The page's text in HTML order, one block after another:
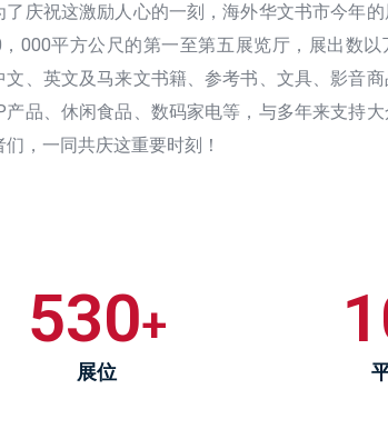
了庆祝这激励人心的一刻，海外华文书市今年
000平方公尺的第一至第五展览厅，展出数以
文、英文及马来文书籍、参考书、文具、影音
产品、休闲食品、数码家电等，与多年来支持
们，一同共庆这重要时刻！
530+
展位